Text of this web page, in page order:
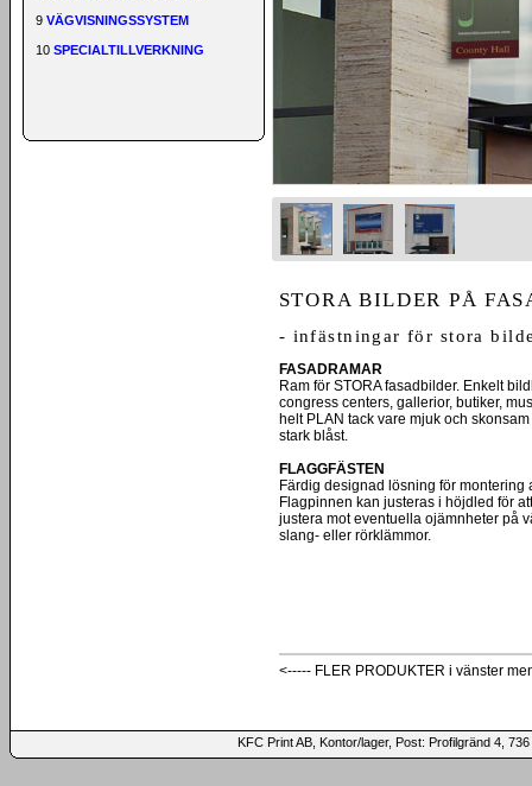
9 VÄGVISNINGSSYSTEM
10 SPECIALTILLVERKNING
STORA BILDER PÅ
- infästningar för stora
FASADRAMAR
Ram för STORA fasadbilder. Enkelt
congress centers, gallerior, butiker,
helt PLAN tack vare mjuk och
stark blåst.
FLAGGFÄSTEN
Färdig designad lösning för montering
Flagpinnen kan justeras i höjdled för
justera mot eventuella ojämnheter på
slang- eller rörklämmor.
<----- FLER PRODUKTER i vänster
KFC Print AB, Kontor/lager, Post: Profilgränd 4,